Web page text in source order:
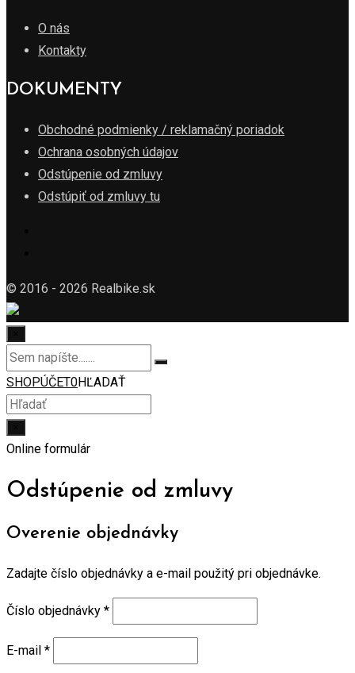
O nás
Kontakty
DOKUMENTY
Obchodné podmienky / reklamačný poriadok
Ochrana osobných údajov
Odstúpenie od zmluvy
Odstúpiť od zmluvy tu
© 2016 - 2026 Realbike.sk
SHOPÚČET0HĽADAŤ
Online formulár
Odstúpenie od zmluvy
Overenie objednávky
Zadajte číslo objednávky a e-mail použitý pri objednávke.
Číslo objednávky *
E-mail *